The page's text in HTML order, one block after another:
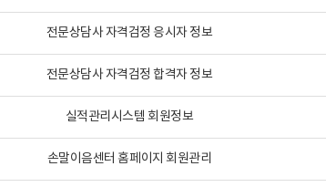
전문상담사 자격검정 응시자 정보
전문상담사 자격검정 합격자 정보
실적관리시스템 회원정보
손말이음센터 홈페이지 회원관리